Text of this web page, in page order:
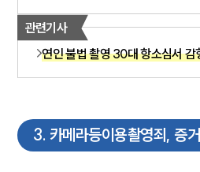
관련기사
연인 불법 촬영 30대 항소심서 감
3. 카메라등이용촬영죄, 증